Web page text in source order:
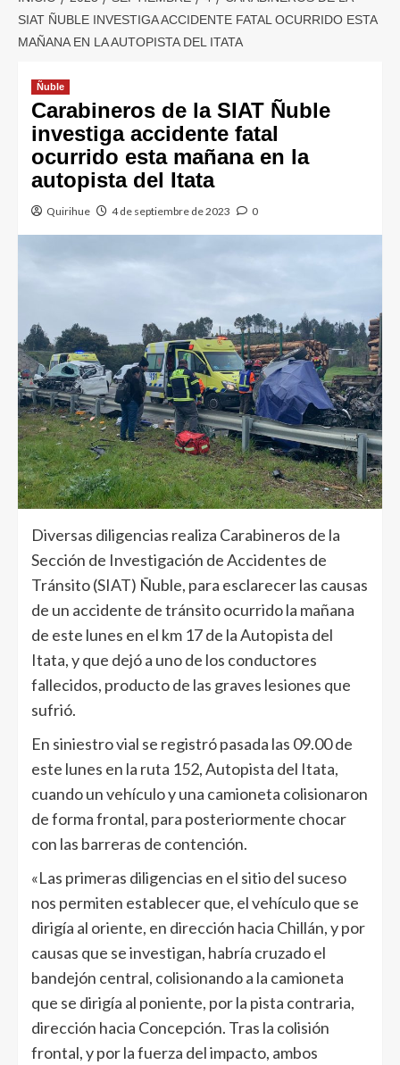
SIAT ÑUBLE INVESTIGA ACCIDENTE FATAL OCURRIDO ESTA
MAÑANA EN LA AUTOPISTA DEL ITATA
Ñuble
Carabineros de la SIAT Ñuble
investiga accidente fatal
ocurrido esta mañana en la
autopista del Itata
Quirihue 4 de septiembre de 2023 0
Diversas diligencias realiza Carabineros de la
Sección de Investigación de Accidentes de
Tránsito (SIAT) Ñuble, para esclarecer las causas
de un accidente de tránsito ocurrido la mañana
de este lunes en el km 17 de la Autopista del
Itata, y que dejó a uno de los conductores
fallecidos, producto de las graves lesiones que
sufrió.
En siniestro vial se registró pasada las 09.00 de
este lunes en la ruta 152, Autopista del Itata,
cuando un vehículo y una camioneta colisionaron
de forma frontal, para posteriormente chocar
con las barreras de contención.
«Las primeras diligencias en el sitio del suceso
nos permiten establecer que, el vehículo que se
dirigía al oriente, en dirección hacia Chillán, y por
causas que se investigan, habría cruzado el
bandejón central, colisionando a la camioneta
que se dirigía al poniente, por la pista contraria,
dirección hacia Concepción. Tras la colisión
frontal, y por la fuerza del impacto, ambos